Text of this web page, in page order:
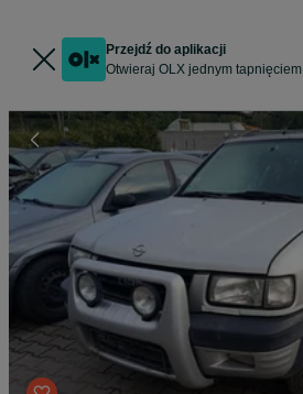
Przejdź do aplikacji
Otwieraj OLX jednym tapnięciem